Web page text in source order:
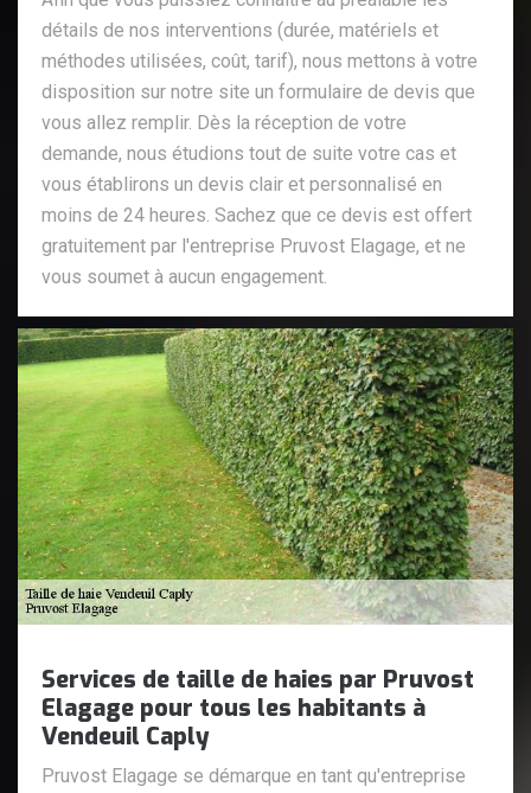
détails de nos interventions (durée, matériels et
méthodes utilisées, coût, tarif), nous mettons à votre
disposition sur notre site un formulaire de devis que
vous allez remplir. Dès la réception de votre
demande, nous étudions tout de suite votre cas et
vous établirons un devis clair et personnalisé en
moins de 24 heures. Sachez que ce devis est offert
gratuitement par l'entreprise Pruvost Elagage, et ne
vous soumet à aucun engagement.
Services de taille de haies par Pruvost
Elagage pour tous les habitants à
Vendeuil Caply
Pruvost Elagage se démarque en tant qu'entreprise